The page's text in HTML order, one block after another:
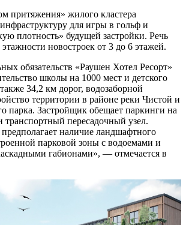
притяжения» жилого кластера
для игры в гольф и
плотность» будущей застройки. Речь
новостроек от 3 до 6 этажей.
обязательств «Раушен Хотел Ресорт»
школы на 1000 мест и детского
34,2 км дорог, водозаборной
территории в районе реки Чистой и
парка. Застройщик обещает паркинги на
пересадочный узел.
наличие ландшафтного
парковой зоны с водоемами и
габионами», — отмечается в